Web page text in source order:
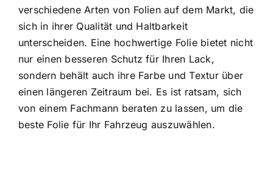
verschiedene Arten von Folien auf dem Markt, die
sich in ihrer Qualität und Haltbarkeit
unterscheiden. Eine hochwertige Folie bietet nicht
nur einen besseren Schutz für Ihren Lack,
sondern behält auch ihre Farbe und Textur über
einen längeren Zeitraum bei. Es ist ratsam, sich
von einem Fachmann beraten zu lassen, um die
beste Folie für Ihr Fahrzeug auszuwählen.